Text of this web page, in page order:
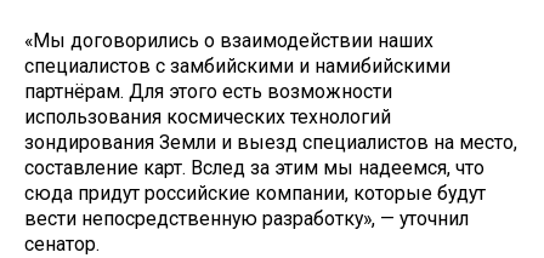
«Мы договорились о взаимодействии наших
специалистов с замбийскими и намибийскими
партнёрам. Для этого есть возможности
использования космических технологий
зондирования Земли и выезд специалистов на место,
составление карт. Вслед за этим мы надеемся, что
сюда придут российские компании, которые будут
вести непосредственную разработку», — уточнил
сенатор.